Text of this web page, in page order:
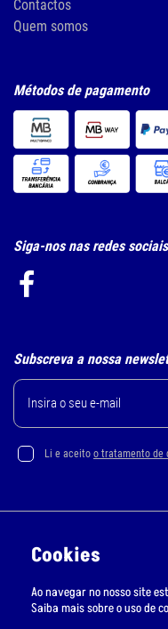
Contactos
Quem somos
Métodos de pagamento
Siga-nos nas redes sociais
Subscreva a nossa
Li e aceito o tratamento de
Livro
Cookies
Ao navegar no nosso site
Saiba mais sobre o uso de